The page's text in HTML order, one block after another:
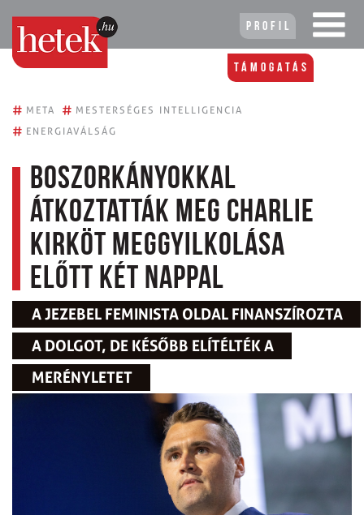
Profil
Támogatás
# META # MESTERSÉGES INTELLIGENCIA
# ENERGIAVÁLSÁG
Boszorkányokkal
átkoztatták meg Charlie
Kirköt meggyilkolása
előtt két nappal
A JEZEBEL FEMINISTA OLDAL FINANSZÍROZTA
A DOLGOT, DE KÉSŐBB ELÍTÉLTÉK A
MERÉNYLETET